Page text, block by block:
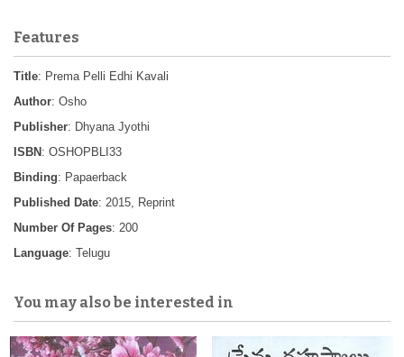
Features
Title: Prema Pelli Edhi Kavali
Author: Osho
Publisher: Dhyana Jyothi
ISBN : OSHOPBLI33
Binding: Papaerback
Published Date: 2015, Reprint
Number Of Pages: 200
Language: Telugu
You may also be interested in